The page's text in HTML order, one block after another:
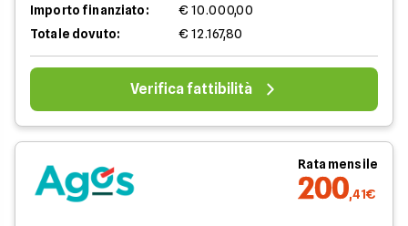
Importo finanziato:
€ 10.000,00
Totale dovuto:
€ 12.167,80
Verifica fattibilità
Rata mensile
200,41€